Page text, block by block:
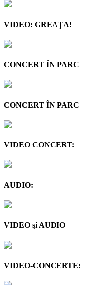
VIDEO: GREAŢA!
CONCERT ÎN PARC
CONCERT ÎN PARC
VIDEO CONCERT:
AUDIO:
VIDEO şi AUDIO
VIDEO-CONCERTE: